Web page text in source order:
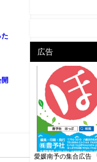
広告
愛媛南予の集合広告